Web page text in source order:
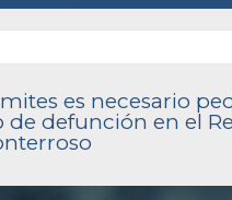
es necesario
de defunción en el